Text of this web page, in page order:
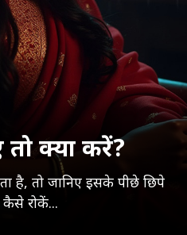
क्या करें?
है, तो जानिए इसके पीछे छिपे
रोकें...